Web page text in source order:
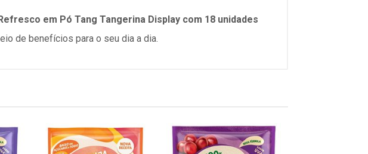
Refresco em Pó Tang Tangerina Display com 18 unidades
de benefícios para o seu dia a dia.